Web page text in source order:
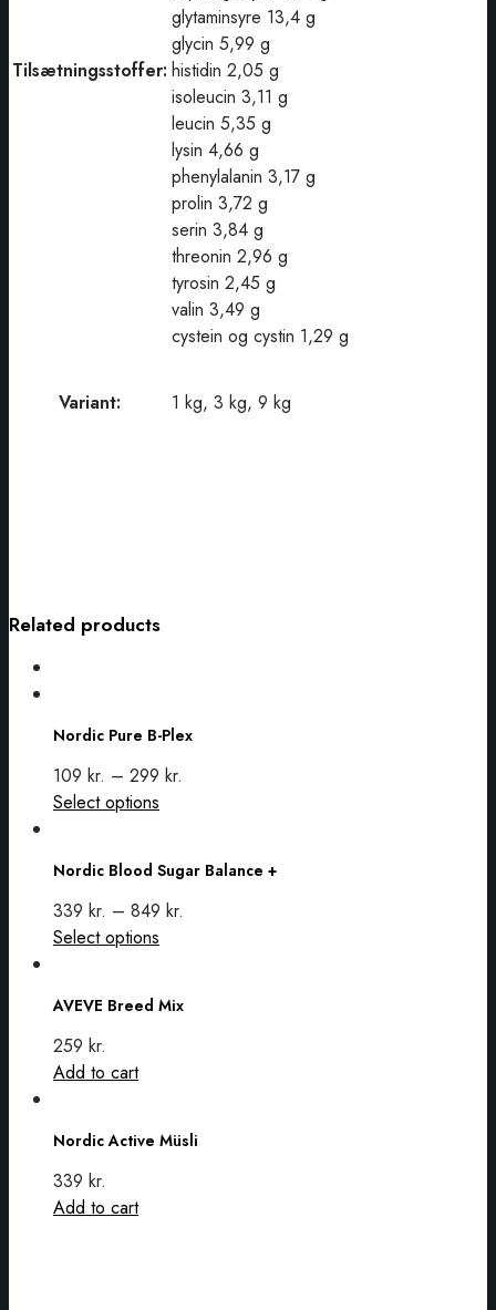
Tilsætningsstoffer:
glytaminsyre 13,4 g
glycin 5,99 g
histidin 2,05 g
isoleucin 3,11 g
leucin 5,35 g
lysin 4,66 g
phenylalanin 3,17 g
prolin 3,72 g
serin 3,84 g
threonin 2,96 g
tyrosin 2,45 g
valin 3,49 g
cystein og cystin 1,29 g
Variant: 1 kg, 3 kg, 9 kg
Related products
B-
Plex
Nordic Pure B-Plex
109 kr. – 299 kr.
Select options
multiple
variants.
be
page
Sugar
Balance
+
Nordic Blood Sugar Balance +
339 kr. – 849 kr.
Select options
multiple
be
Mix
AVEVE Breed Mix
259 kr.
Add to cart
Müsli
Nordic Active Müsli
339 kr.
Add to cart